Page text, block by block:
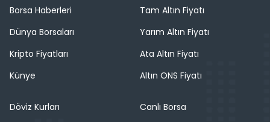
Borsa Haberleri
Dünya Borsaları
Kripto Fiyatları
Künye
Tam Altın Fiyatı
Yarım Altın Fiyatı
Ata Altın Fiyatı
Altın ONS Fiyatı
Döviz Kurları
Canlı Borsa